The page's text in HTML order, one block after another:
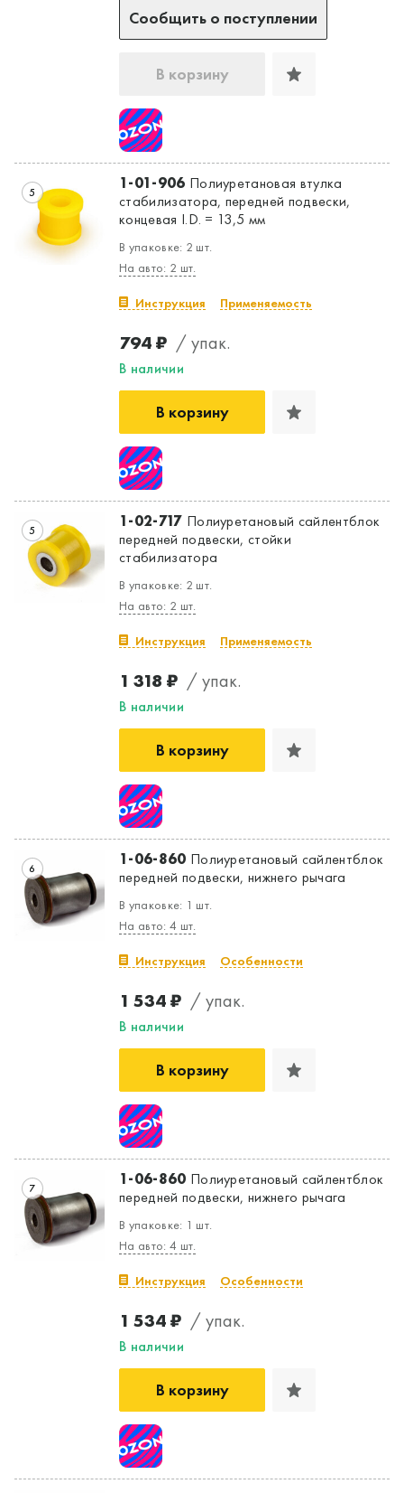
Да, верно Нет, выбрать другой
Сообщить о поступлении
В корзину
5 1-01-906 Полиуретановая втулка
стабилизатора, передней подвески,
концевая I.D. = 13,5 мм
В упаковке: 2 шт.
На авто: 2 шт.
Инструкция Применяемость
794 ₽ / упак.
В наличии
В корзину
5 1-02-717 Полиуретановый сайлентблок
передней подвески, стойки
стабилизатора
В упаковке: 2 шт.
На авто: 2 шт.
Инструкция Применяемость
1 318 ₽ / упак.
В наличии
В корзину
6 1-06-860 Полиуретановый сайлентблок
передней подвески, нижнего рычага
В упаковке: 1 шт.
На авто: 4 шт.
Инструкция Особенности
1 534 ₽ / упак.
В наличии
В корзину
7 1-06-860 Полиуретановый сайлентблок
передней подвески, нижнего рычага
В упаковке: 1 шт.
На авто: 4 шт.
Инструкция Особенности
1 534 ₽ / упак.
В наличии
В корзину